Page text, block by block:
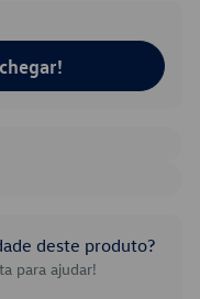
deste produto?
para ajudar!